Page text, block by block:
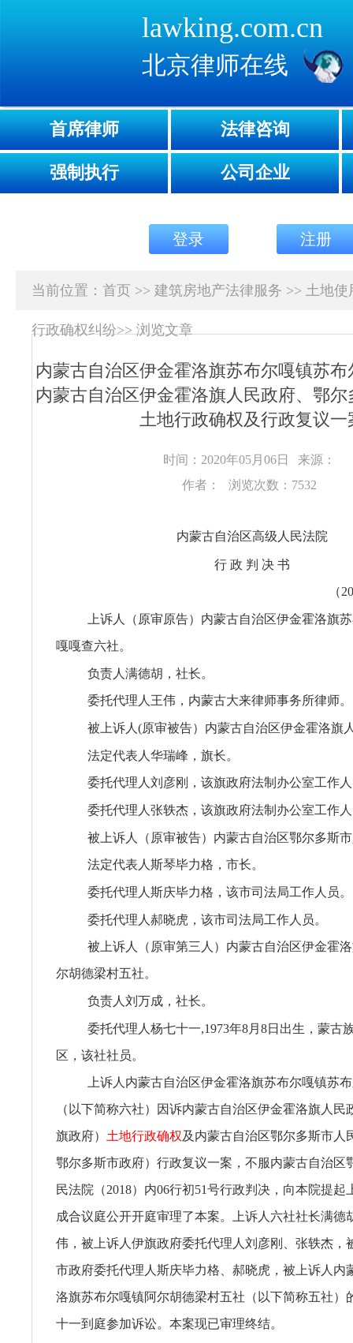
lawking.com.cn
北京律师在线
首席律师 法律咨询
强制执行 公司企业
登录 注册
当前位置： 首页 >> 建筑房地产法律服务 >> 土地使
行政确权纠纷>>浏览文章
内蒙古自治区伊金霍洛旗苏布尔嘎镇苏
内蒙古自治区伊金霍洛旗人民政府、鄂
土地行政确权及行政复议一
时间：2020年05月06日
来源：
作者：
浏览次数：7532
内蒙古自治区高级人民法院
行 政 判 决 书
（
上诉人（原审原告）内蒙古自治区伊金霍洛旗
嘎嘎查六社。
负责人满德胡，社长。
委托代理人王伟，内蒙古大来律师事务所律师。
被上诉人(原审被告）内蒙古自治区伊金霍洛旗
法定代表人华瑞峰，旗长。
委托代理人刘彦刚，该旗政府法制办公室工作
委托代理人张轶杰，该旗政府法制办公室工作
被上诉人（原审被告）内蒙古自治区鄂尔多斯
法定代表人斯琴毕力格，市长。
委托代理人斯庆毕力格，该市司法局工作人员。
委托代理人郝晓虎，该市司法局工作人员。
被上诉人（原审第三人）内蒙古自治区伊金霍
尔胡德梁村五社。
负责人刘万成，社长。
委托代理人杨七十一,1973年8月8日出生，蒙古
区，该社社员。
上诉人内蒙古自治区伊金霍洛旗苏布尔嘎镇苏
（以下简称六社）因诉内蒙古自治区伊金霍洛旗人民
旗政府） 土地行政确权及内蒙古自治区鄂尔多斯市人
鄂尔多斯市政府）行政复议一案，不服内蒙古自治区
民法院（2018）内06行初51号行政判决，向本院提起
成合议庭公开开庭审理了本案。上诉人六社社长满德
伟，被上诉人伊旗政府委托代理人刘彦刚、张轶杰，
市政府委托代理人斯庆毕力格、郝晓虎，被上诉人内
洛旗苏布尔嘎镇阿尔胡德梁村五社（以下简称五社）
十一到庭参加诉讼。本案现已审理终结。